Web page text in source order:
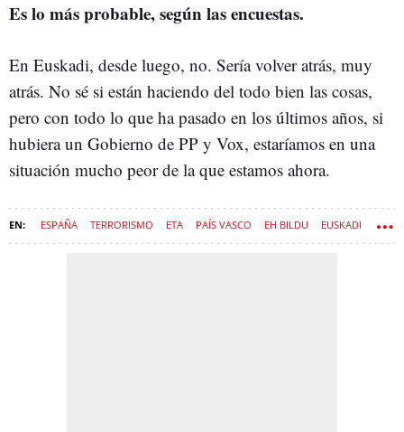
Es lo más probable, según las encuestas.
En Euskadi, desde luego, no. Sería volver atrás, muy
atrás. No sé si están haciendo del todo bien las cosas,
pero con todo lo que ha pasado en los últimos años, si
hubiera un Gobierno de PP y Vox, estaríamos en una
situación mucho peor de la que estamos ahora.
ESPAÑA TERRORISMO ETA PAÍS VASCO EH BILDU EUSKADI